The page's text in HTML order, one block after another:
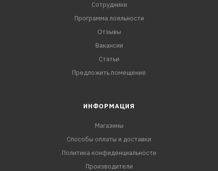
Сотрудники
Программа лояльности
Отзывы
Вакансии
Статьи
Предложить помещение
ИНФОРМАЦИЯ
Магазины
Способы оплаты и доставки
Политика конфиденциальности
Производители